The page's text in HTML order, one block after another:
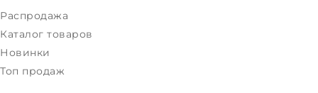
Распродажа
Каталог товаров
Новинки
Топ продаж